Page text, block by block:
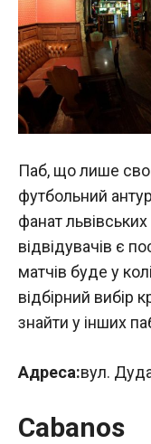
Паб, що лише
футбольний
фанат
відвідувачів є
матчів буде у
відбірний вибір
знайти у інших
Адреса:вул.
Cabanos